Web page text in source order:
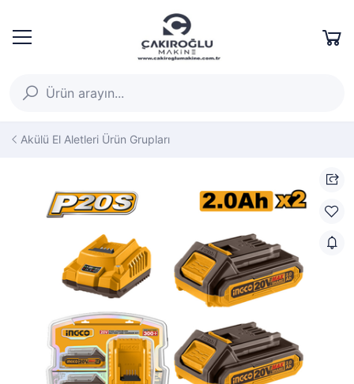
Akülü El Aletleri Ürün Grupları